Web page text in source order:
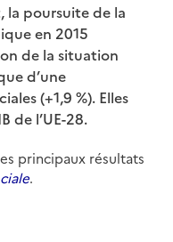
la poursuite de la
en 2015
de la situation
d’une
(+1,9 %). Elles
de l’UE-28.
principaux résultats
.